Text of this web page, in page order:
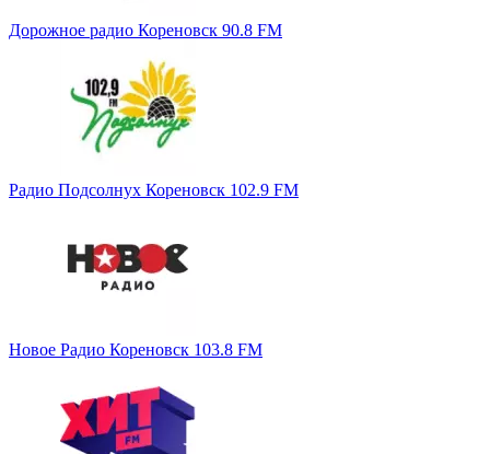
Дорожное радио Кореновск 90.8 FM
Радио Подсолнух Кореновск 102.9 FM
Новое Радио Кореновск 103.8 FM